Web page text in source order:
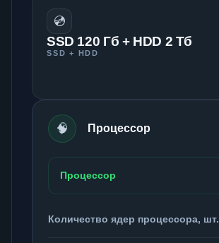
💿
SSD 120 Гб + HDD 2 Тб
SSD + HDD
🧠 Процессор
Процессор
Количество ядер процессора, шт.